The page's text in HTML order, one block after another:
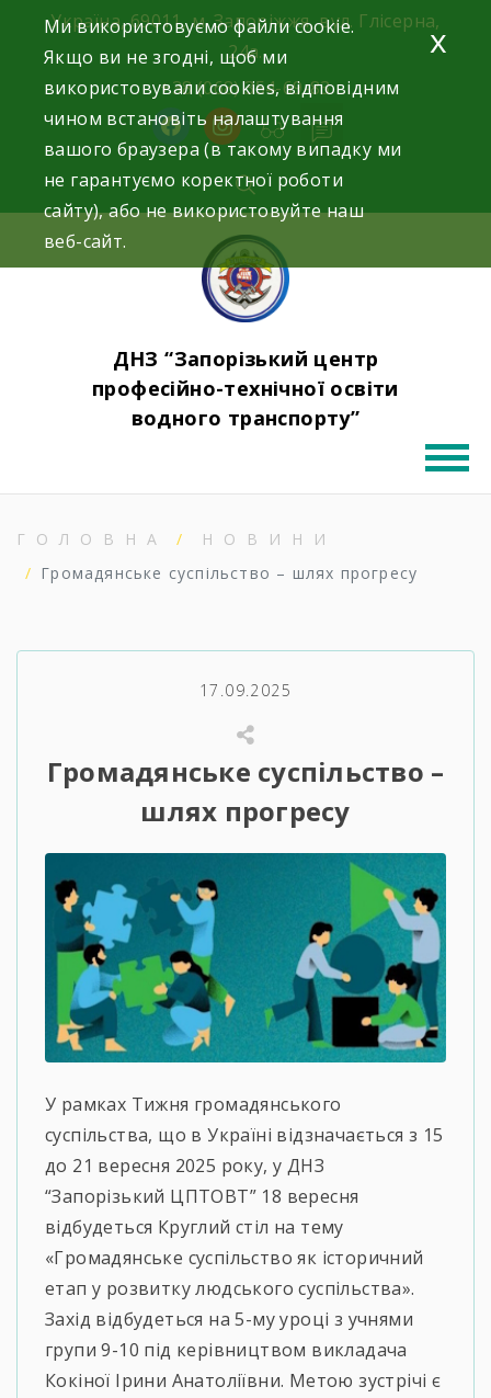
Україна, 69011, м. Запоріжжя, вул. Глісерна,
24а.
+38 (068) 354-69-83
facebookinstagram
ДНЗ “Запорізький центр
професійно-технічної освіти
водного транспорту”
ГОЛОВНА
НОВИНИ
Громадянське суспільство – шлях прогресу
17.09.2025
Громадянське суспільство –
шлях прогресу
У рамках Тижня громадянського
суспільства, що в Україні відзначається з 15
до 21 вересня 2025 року, у ДНЗ
“Запорізький ЦПТОВТ” 18 вересня
відбудеться Круглий стіл на тему
«Громадянське суспільство як історичний
етап у розвитку людського суспільства».
Захід відбудеться на 5-му уроці з учнями
групи 9-10 під керівництвом викладача
Кокіної Ірини Анатоліївни. Метою зустрічі є
Ми використовуємо файли cookie.
Якщо ви не згодні, щоб ми
використовували cookies, відповідним
чином встановіть налаштування
вашого браузера (в такому випадку ми
не гарантуємо коректної роботи
сайту), або не використовуйте наш
веб-сайт.
x